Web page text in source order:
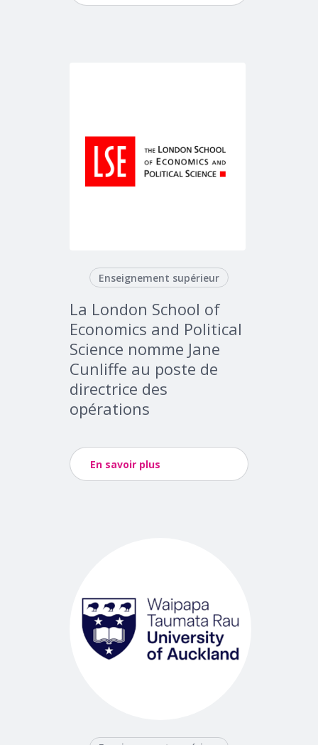
Enseignement supérieur
La London School of
Economics and Political
Science nomme Jane
Cunliffe au poste de
directrice des
opérations
En savoir plus